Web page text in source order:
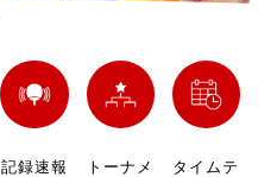
記録速報
トーナメ
タイムテ